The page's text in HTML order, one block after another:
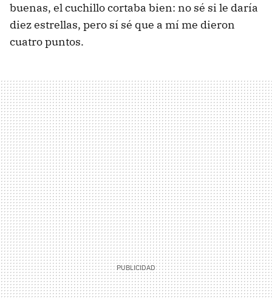
buenas, el cuchillo cortaba bien: no sé si le daría
diez estrellas, pero sí sé que a mí me dieron
cuatro puntos.